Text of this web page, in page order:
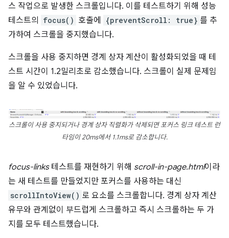
스 작업으로 발생한 스크롤입니다. 이를 테스트하기 위해 성능
테스트의
focus() 호출에 {preventScroll: true} 를 추
가하여 스크롤을 중지했습니다.
스크롤을 사용 중지하면 경계 상자 계산이 활성화되었을 때 테
스트 시간이 1.2밀리초로 감소했습니다. 스크롤이 실제 문제임
을 알 수 있었습니다.
스크롤이 사용 중지되거나 경계 상자 직렬화가 삭제되면 포커스 링크 테스트 런
타임이 20ms에서 1.1ms로 감소합니다.
focus-links테스트를 재현하기 위해 scroll-in-page.html이라
는 새 테스트를 만들었지만 포커스를 사용하는 대신
scrollIntoView() 로 요소를 스크롤합니다. 경계 상자 계산
유무와 관계없이 부드럽게 스크롤하고 즉시 스크롤하는 두 가
지를 모두 테스트했습니다.